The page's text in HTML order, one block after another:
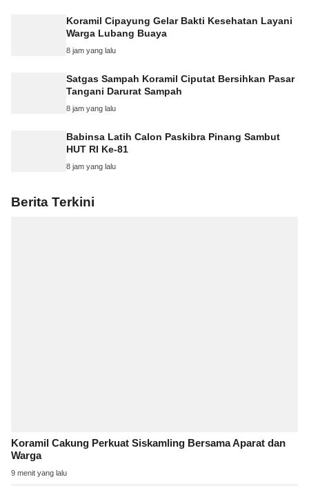
Koramil Cipayung Gelar Bakti Kesehatan Layani
Warga Lubang Buaya
8 jam yang lalu
Satgas Sampah Koramil Ciputat Bersihkan Pasar
Tangani Darurat Sampah
8 jam yang lalu
Babinsa Latih Calon Paskibra Pinang Sambut
HUT RI Ke-81
8 jam yang lalu
Berita Terkini
Koramil Cakung Perkuat Siskamling Bersama Aparat dan
Warga
9 menit yang lalu